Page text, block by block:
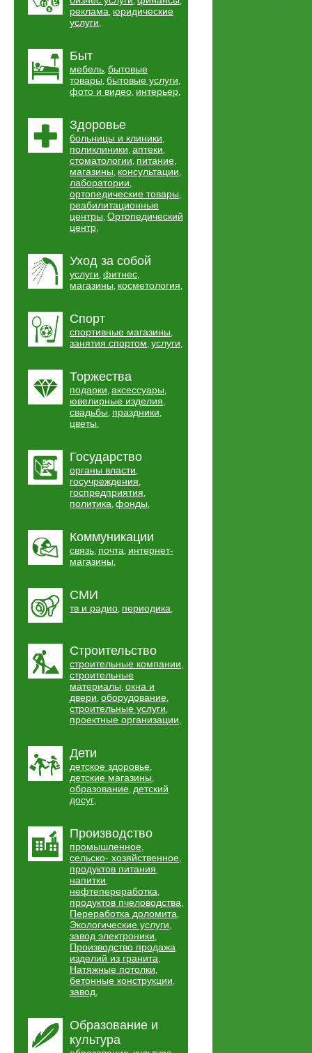
реклама, юридические
услуги,
Быт
мебель, бытовые
товары, бытовые услуги,
фото и видео, интерьер,
Здоровье
больницы и клиники,
поликлиники, аптеки,
стоматологии, питание,
магазины, консультации,
лаборатории,
ортопедические товары,
реабилитационные
центры, Ортопедический
центр,
Уход за собой
услуги, фитнес,
магазины, косметология,
Спорт
спортивные магазины,
занятия спортом, услуги,
Торжества
подарки, аксессуары,
ювелирные изделия,
свадьбы, праздники,
цветы,
Государство
органы власти,
госучреждения,
госпредприятия,
политика, фонды,
Коммуникации
связь, почта, интернет-
магазины,
СМИ
тв и радио, периодика,
Строительство
строительные компании,
строительные
материалы, окна и
двери, оборудование,
строительные услуги,
проектные организации,
Дети
детское здоровье,
детские магазины,
образование, детский
досуг,
Производство
промышленное,
сельско- хозяйственное,
продуктов питания,
напитки,
нефтепереработка,
продуктов пчеловодства,
Переработка доломита,
Экологические услуги,
завод электроники,
Производство продажа
изделий из гранита,
Натяжные потолки,
бетонные конструкции,
завод,
Образование и
культура